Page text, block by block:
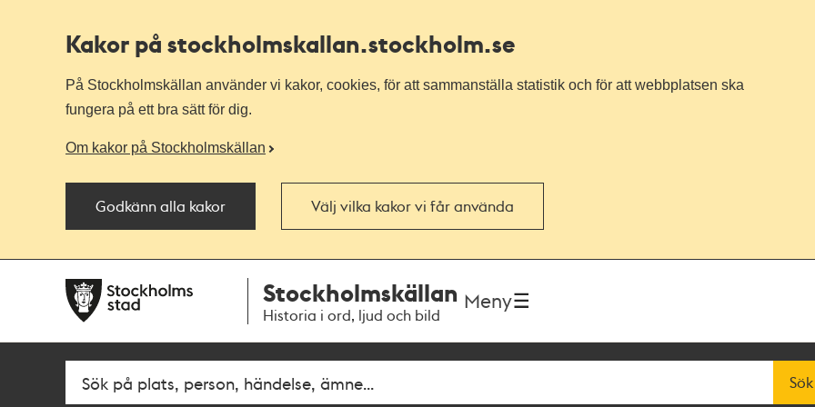
Kakor på stockholmskallan.stockholm.se
På Stockholmskällan använder vi kakor, cookies, för att sammanställa statistik och för att webbplatsen ska
fungera på ett bra sätt för dig.
Om kakor på Stockholmskällan
Godkänn alla kakor Välj vilka kakor vi får använda
navigationen
huvudinnehållet
Stockholmskällan
Historia i ord, ljud och bild
Meny
Fritextsök Sök